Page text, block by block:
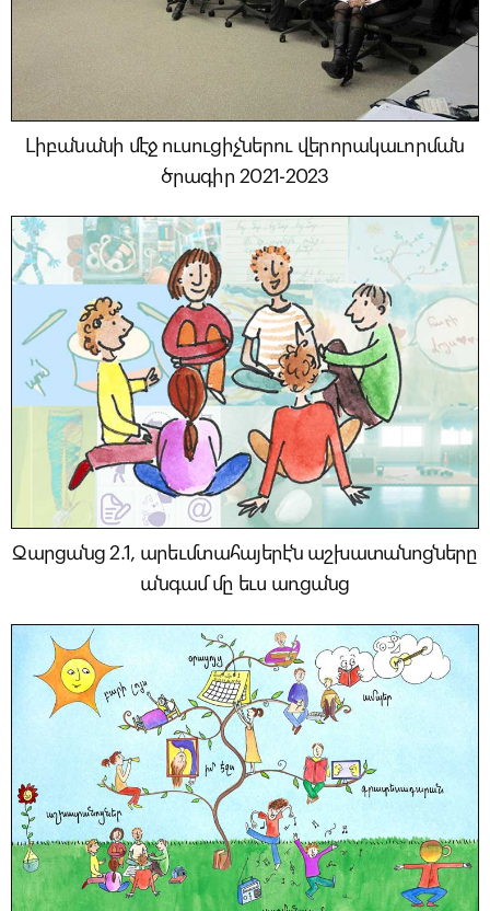
Լիբանանի մէջ ուսուցիչներու վերորակաւորման
ծրագիր 2021-2023
Զարցանց 2.1, արեւմտահայերէն աշխատանոցները
անգամ մը եւս առցանց